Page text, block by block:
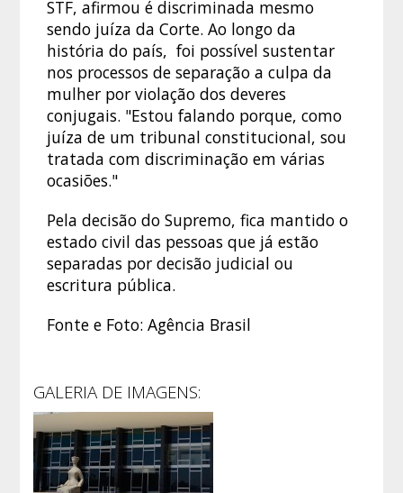
STF, afirmou é discriminada mesmo
sendo juíza da Corte. Ao longo da
história do país, foi possível sustentar
nos processos de separação a culpa da
mulher por violação dos deveres
conjugais. "Estou falando porque, como
juíza de um tribunal constitucional, sou
tratada com discriminação em várias
ocasiões."
Pela decisão do Supremo, fica mantido o
estado civil das pessoas que já estão
separadas por decisão judicial ou
escritura pública.
Fonte e Foto: Agência Brasil
GALERIA DE IMAGENS: